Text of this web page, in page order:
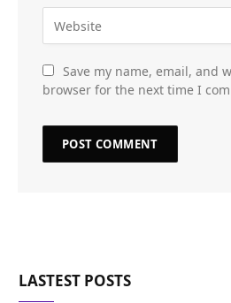
Save my name, email, and
browser for the next time I
LASTEST POSTS